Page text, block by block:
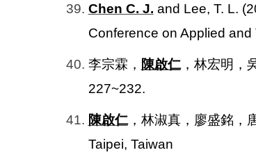
39. Chen C. J. and Lee, T. L.
Conference on Applied
40. 李宗霖， 陳啟仁，林宏明，
227~232.
41. 陳啟仁，林淑真，廖盛銘，
Taipei, Taiwan